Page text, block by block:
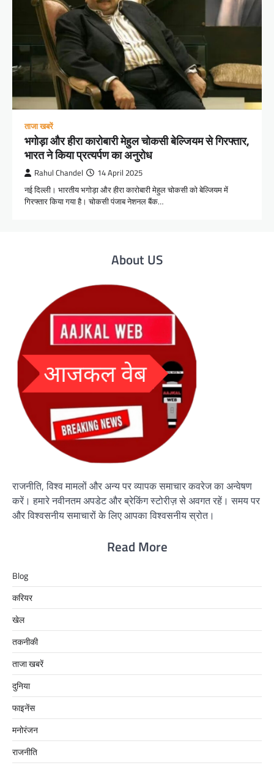
ताजा खबरें
भगोड़ा और हीरा कारोबारी मेहुल चोकसी बेल्जियम से गिरफ्तार,
भारत ने किया प्रत्यर्पण का अनुरोध
Rahul Chandel 14 April 2025
नई दिल्ली। भारतीय भगोड़ा और हीरा कारोबारी मेहुल चोकसी को बेल्जियम में
गिरफ्तार किया गया है। चोकसी पंजाब नेशनल बैंक…
About US
राजनीति, विश्व मामलों और अन्य पर व्यापक समाचार कवरेज का अन्वेषण
करें। हमारे नवीनतम अपडेट और ब्रेकिंग स्टोरीज़ से अवगत रहें। समय पर
और विश्वसनीय समाचारों के लिए आपका विश्वसनीय स्रोत।
Read More
Blog
करियर
खेल
तकनीकी
ताजा खबरें
दुनिया
फाइनेंस
मनोरंजन
राजनीति